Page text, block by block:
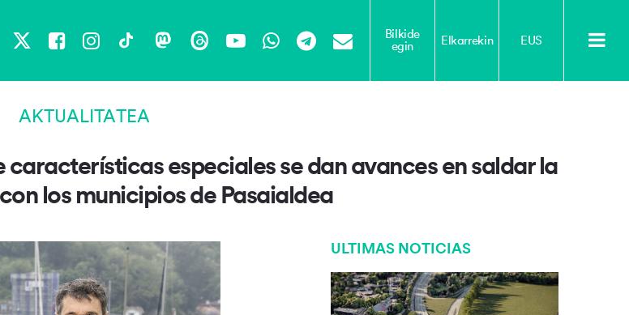
X Facebook
Instagram
TikTokMastodon
ThreadsYouTubeWhatsApp
Telegram
Email
Bilkide
egin
Elkarrekin EUS
AKTUALITATEA
especiales se dan avances en saldar la
los municipios de Pasaialdea
ULTIMAS NOTICIAS